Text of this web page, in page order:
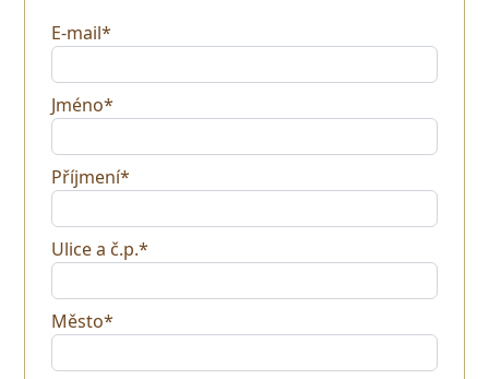
E-mail*
Jméno*
Příjmení*
Ulice a č.p.*
Město*